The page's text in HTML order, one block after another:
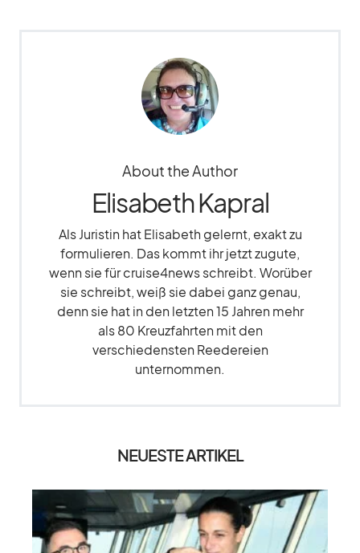
About the Author
Elisabeth Kapral
Als Juristin hat Elisabeth gelernt, exakt zu
formulieren. Das kommt ihr jetzt zugute,
wenn sie für cruise4news schreibt. Worüber
sie schreibt, weiß sie dabei ganz genau,
denn sie hat in den letzten 15 Jahren mehr
als 80 Kreuzfahrten mit den
verschiedensten Reedereien
unternommen.
NEUESTE ARTIKEL